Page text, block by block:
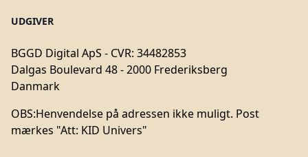
UDGIVER
BGGD Digital ApS - CVR: 34482853
Dalgas Boulevard 48 - 2000 Frederiksberg
Danmark
OBS:Henvendelse på adressen ikke muligt. Post
mærkes "Att: KID Univers"